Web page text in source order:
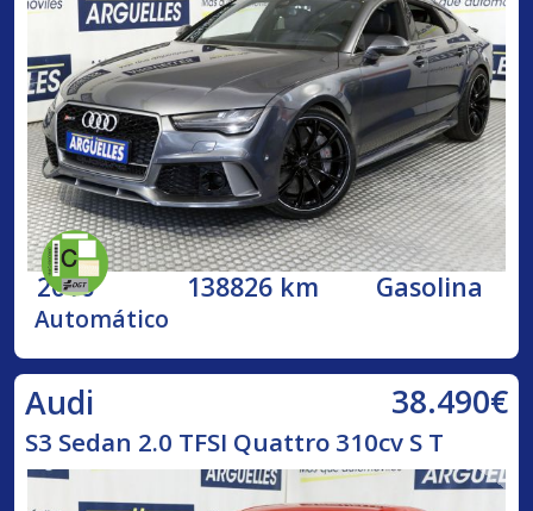
2016 138826 km Gasolina
Automático
Audi 38.490€
S3 Sedan 2.0 TFSI Quattro 310cv S T